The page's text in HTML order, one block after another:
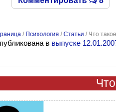
/ Психология /Статьи / Что
в выпуске